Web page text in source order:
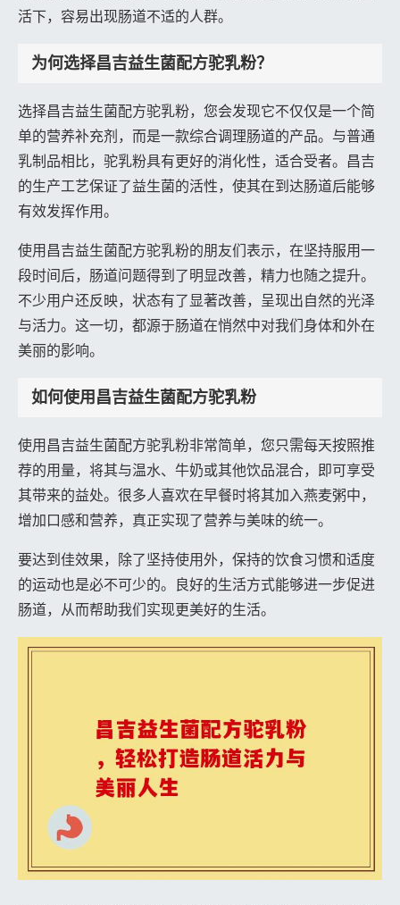
活下，容易出现肠道不适的人群。
为何选择昌吉益生菌配方驼乳粉？
选择昌吉益生菌配方驼乳粉，您会发现它不仅仅是一个简
单的营养补充剂，而是一款综合调理肠道的产品。与普通
乳制品相比，驼乳粉具有更好的消化性，适合受者。昌吉
的生产工艺保证了益生菌的活性，使其在到达肠道后能够
有效发挥作用。
使用昌吉益生菌配方驼乳粉的朋友们表示，在坚持服用一
段时间后，肠道问题得到了明显改善，精力也随之提升。
不少用户还反映，状态有了显著改善，呈现出自然的光泽
与活力。这一切，都源于肠道在悄然中对我们身体和外在
美丽的影响。
如何使用昌吉益生菌配方驼乳粉
使用昌吉益生菌配方驼乳粉非常简单，您只需每天按照推
荐的用量，将其与温水、牛奶或其他饮品混合，即可享受
其带来的益处。很多人喜欢在早餐时将其加入燕麦粥中，
增加口感和营养，真正实现了营养与美味的统一。
要达到佳效果，除了坚持使用外，保持的饮食习惯和适度
的运动也是必不可少的。良好的生活方式能够进一步促进
肠道，从而帮助我们实现更美好的生活。